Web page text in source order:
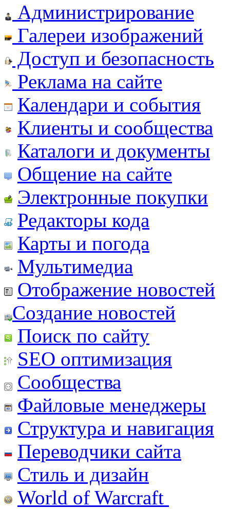
Администрирование
Галереи изображений
Доступ и безопасность
Реклама на сайте
Календари и события
Клиенты и сообщества
Каталоги и документы
Общение на сайте
Электронные покупки
Редакторы кода
Карты и погода
Мультимедиа
Отображение новостей
Создание новостей
Поиск по сайту
SEO оптимизация
Сообщества
Файловые менеджеры
Структура и навигация
Переводчики сайта
Стиль и дизайн
World of Warcraft